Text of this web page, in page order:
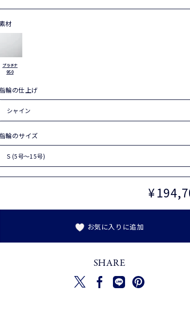
材
プラチナ
950
輪の仕上げ
輪のサイズ
定
¥
お気に入りに追加
SHARE
ツイートする
新しいウィンドウで開く
シェアする
新しいウィンドウで開く
Translation
新しいウィンドウで開
ピンを保存する
新しいウィンド